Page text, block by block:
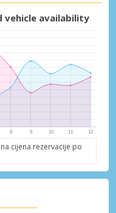
vehicle availability
cijena rezervacije po